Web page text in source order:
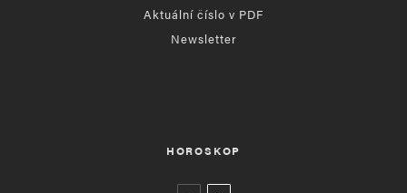
Aktuální číslo v PDF
Newsletter
HOROSKOP